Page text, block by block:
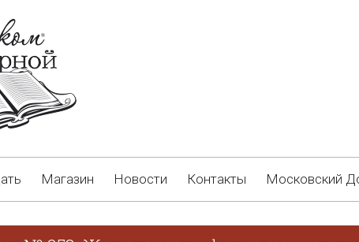
Магазин Новости Контакты Московский